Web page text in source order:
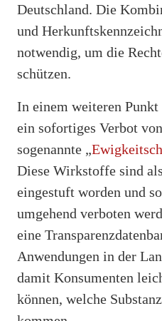
Deutschland. Die
und
notwendig, um die
schützen.
In einem weiteren
ein sofortiges Verbot von
sogenannte „
Diese Wirkstoffe sind
eingestuft worden und
umgehend verboten
eine
Anwendungen in der
damit Konsumenten
können, welche